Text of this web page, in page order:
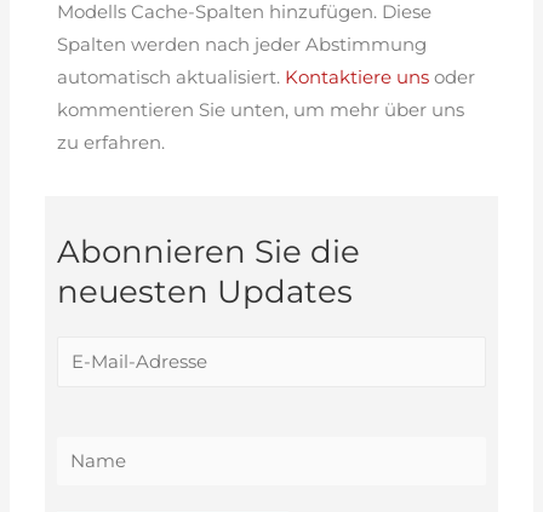
Modells Cache-Spalten hinzufügen. Diese
Spalten werden nach jeder Abstimmung
automatisch aktualisiert. Kontaktiere uns oder
kommentieren Sie unten, um mehr über uns
zu erfahren.
Abonnieren Sie die
neuesten Updates